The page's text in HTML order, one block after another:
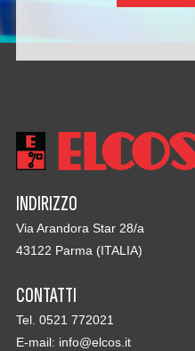
INDIRIZZO
Via Arandora Star 28/a
43122 Parma (ITALIA)
CONTATTI
Tel. 0521 772021
E-mail: info@elcos.it